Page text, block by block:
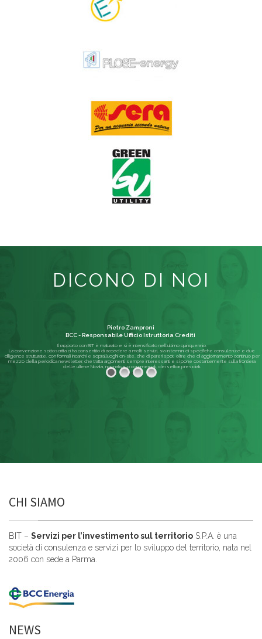
DICONO DI NOI
Il rapporto con BIT è maturato e si è intensificato nell'ultimo quinquennio.
La convenzione sottoscritta ci ha consentito di accedere a molti servizi, sia in termini di specifiche consulenze e due
diligence strutturate, con formali incarichi e sopralluoghi on-site, che di pareri spot; oltre che di aggiornamento continuo per
mezzo della periodica newsletter, che tratta argomenti sempre interessanti e si pone costantemente sulla frontiera
delle ultime Novità, normative o commerciali, dei settori presidiati.
Pietro Zamproni
BCC - Responsabile Ufficio Istruttoria Crediti
Leggi di più
CHI SIAMO
BIT – Servizi per l’investimento sul territorio S.P.A. è una
società di consulenza e servizi per lo sviluppo del territorio, nata nel
2006 con sede a Parma.
NEWS